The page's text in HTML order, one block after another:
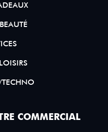
TECHNO
COMMERCIAL